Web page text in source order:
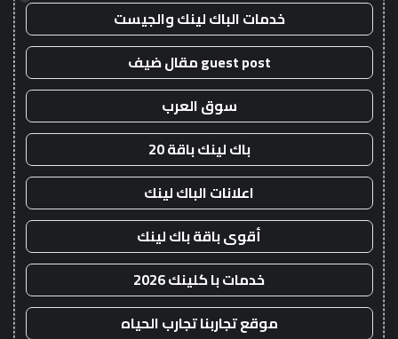
خدمات الباك لينك والجيست
guest post مقال ضيف
سوق العرب
باك لينك باقة 20
اعلانات الباك لينك
أقوى باقة باك لينك
خدمات با كلينك 2026
موقع تجاربنا تجارب الحياه